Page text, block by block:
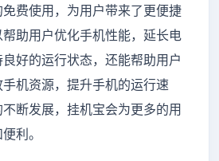
费使用，为用户带来了更便捷
助用户优化手机性能，延长电
好的运行状态，还能帮助用户
机资源，提升手机的运行速
断发展，挂机宝会为更多的用
利。